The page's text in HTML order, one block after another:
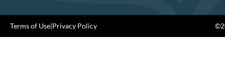
Terms of Use|Privacy Policy